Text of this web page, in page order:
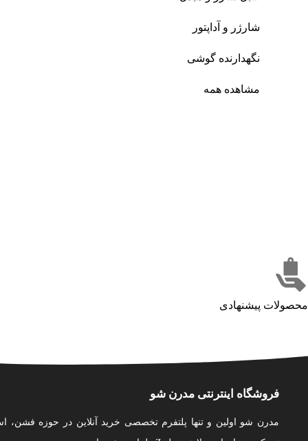
شارژر و آداپتور
نگهدارنده گوشی
مشاهده همه
محصولات پیشنهادی
فروشگاه اینترنتی مدرن شو
مدرن شو اولین و تنها پلتفرم تخصصی خرید آنلاین در حوزه فشن،